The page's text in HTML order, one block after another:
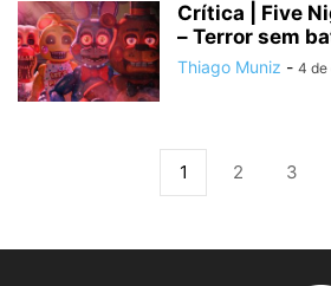
Crítica | Five
– Terror sem
Thiago Muniz - 4 de
1 2 3